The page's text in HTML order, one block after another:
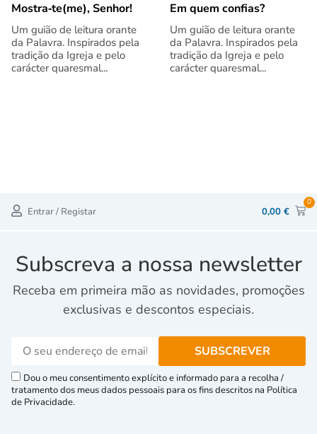
Mostra‑te(me), Senhor!
Um guião de leitura orante
da Palavra. Inspirados pela
tradição da Igreja e pelo
carácter quaresmal...
Em quem confias?
Um guião de leitura orante
da Palavra. Inspirados pela
tradição da Igreja e pelo
carácter quaresmal...
Entrar / Registar 0,00 €
0
Subscreva a nossa newsletter
Receba em primeira mão as novidades, promoções
exclusivas e descontos especiais.
Dou o meu consentimento explícito e informado para a recolha /
tratamento dos meus dados pessoais para os fins descritos na Política
de Privacidade.